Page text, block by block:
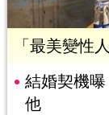
「最美變性
結婚契機
他